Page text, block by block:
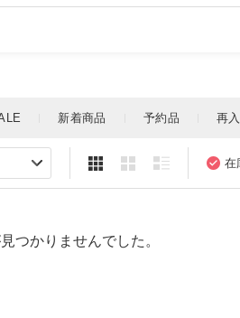
つかりませんでした。